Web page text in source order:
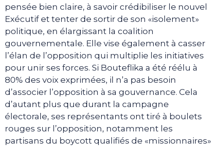
pensée bien claire, à savoir crédibiliser le nouvel
Exécutif et tenter de sortir de son «isolement»
politique, en élargissant la coalition
gouvernementale. Elle vise également à casser
l’élan de l’opposition qui multiplie les initiatives
pour unir ses forces. Si Bouteflika a été réélu à
80% des voix exprimées, il n’a pas besoin
d’associer l’opposition à sa gouvernance. Cela
d’autant plus que durant la campagne
électorale, ses représentants ont tiré à boulets
rouges sur l’opposition, notamment les
partisans du boycott qualifiés de «missionnaires»